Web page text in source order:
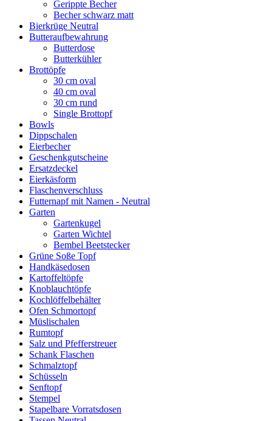
Gerippte Becher
Becher schwarz matt
Bierkrüge Neutral
Butteraufbewahrung
Butterdose
Butterkühler
Brottöpfe
30 cm oval
40 cm oval
30 cm rund
Single Brottopf
Bowls
Dippschalen
Eierbecher
Geschenkgutscheine
Ersatzdeckel
Eierkäsform
Flaschenverschluss
Futternapf mit Namen - Neutral
Garten
Gartenkugel
Garten Wichtel
Bembel Beetstecker
Grüne Soße Topf
Handkäsedosen
Kartoffeltöpfe
Knoblauchtöpfe
Kochlöffelbehälter
Ofen Schmortopf
Müslischalen
Rumtopf
Salz und Pfefferstreuer
Schank Flaschen
Schmalztopf
Schüsseln
Senftopf
Stempel
Stapelbare Vorratsdosen